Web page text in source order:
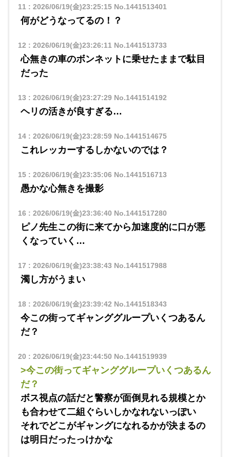
11 : 2026/06/19(金)23:25:15No.1441513401
何がどうなってるの！？
12 : 2026/06/19(金)23:26:11 No.1441513733
心無きの車のボンネットに乗せたままで駄目
だった
13 : 2026/06/19(金)23:27:29No.1441514192
ヘリの活きが良すぎる…
14: 2026/06/19(金)23:28:59No.1441514675
これレッカーするしかないのでは？
15: 2026/06/19(金)23:35:06 No.1441516713
愚かな心無きを撮影
16 : 2026/06/19(金)23:36:40 No.1441517280
ピノ先生この街に来てから加速度的に口が悪
くなっていく…
17 : 2026/06/19(金)23:38:43 No.1441517988
濁し方がうまい
18: 2026/06/19(金)23:39:42 No.1441518343
今この街ってギャンググループいくつあるん
だ？
20 : 2026/06/19(金)23:44:50 No.1441519939
>今この街ってギャンググループいくつあるん
だ？
ボス視点の話だと警察が面倒見れる規模とか
も合わせて二組ぐらいしかなれないっぽい
それでどこがギャングになれるかが決まるの
は明日だったっけかな